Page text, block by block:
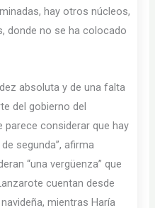
hay otros núcleos,
donde no se ha colocado
absoluta y de una falta
del gobierno del
parece considerar que hay
segunda”, afirma
“una vergüenza” que
cuentan desde
mientras Haría